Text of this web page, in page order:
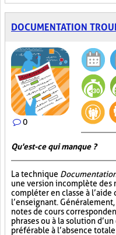
DOCUMENTATION
0
Qu'est-ce qui manque ?
La technique
une version incomplète des
compléter en classe à l’aide
l’enseignant.
notes de cours
phrases ou à la solution
préférable à l’absence